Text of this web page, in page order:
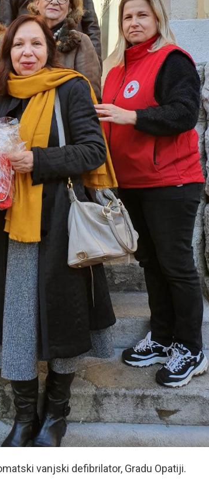
vanjski defibrilator, Gradu Opatiji.